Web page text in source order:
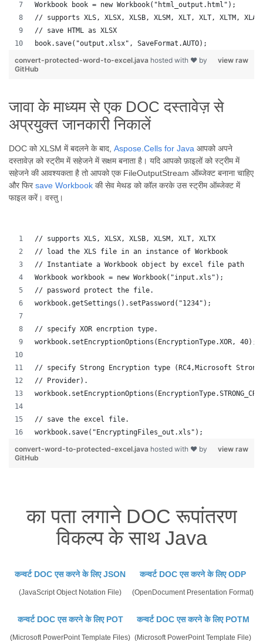
Workbook book = new Workbook("html_output.html");
// supports XLS, XLSX, XLSB, XLSM, XLT, XLT, XLTM,
// save HTML as XLSX
book.save("output.xlsx", SaveFormat.AUTO);
view raw
convert-protected-word-to-excel.java hosted with ❤ by
GitHub
जावा के माध्यम से एक DOC दस्तावेज़ से
अप्रयुक्त जानकारी निकालें
DOC को XLSM में बदलने के बाद, Aspose.Cells for Java आपको अपने
दस्तावेज़ को स्ट्रीम में सहेजने में सक्षम बनाता है। यदि आपको फ़ाइलों को स्ट्रीम में
सहेजने की आवश्यकता है तो आपको एक FileOutputStream ऑब्जेक्ट बनाना चाहिए
और फिरsave Workbook की सेव मेथड को कॉल करके उस स्ट्रीम ऑब्जेक्ट में
फाइल करें। वस्तु।
// supports XLS, XLSX, XLSB, XLSM, XLT, XLTX
// load the XLS file in an instance of Workbook
// Instantiate a Workbook object by excel file path
Workbook workbook = new Workbook("input.xls");
// password protect the file.
workbook.getSettings().setPassword("1234");
// specify XOR encrption type.
workbook.setEncryptionOptions(EncryptionType.XOR, 40);
// specify Strong Encryption type (RC4,Microsoft Strong
// Provider).
// save the excel file.
workbook.save("EncryptingFiles_out.xls");
view raw
convert-word-to-protected-excel.java hosted with ❤ by
GitHub
का पता लगाने DOC रूपांतरण
विकल्प के साथ Java
कन्वर्ट DOC एस करने के लिए JSON
(JavaScript Object Notation File)
कन्वर्ट DOC एस करने के लिए ODP
(OpenDocument Presentation Format)
कन्वर्ट DOC एस करने के लिए POT
(Microsoft PowerPoint Template Files)
कन्वर्ट DOC एस करने के लिए POTM
(Microsoft PowerPoint Template File)